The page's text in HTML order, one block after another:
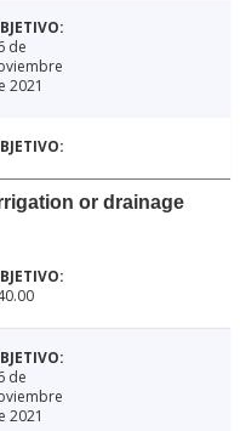
de
2021
or drainage
de
2021